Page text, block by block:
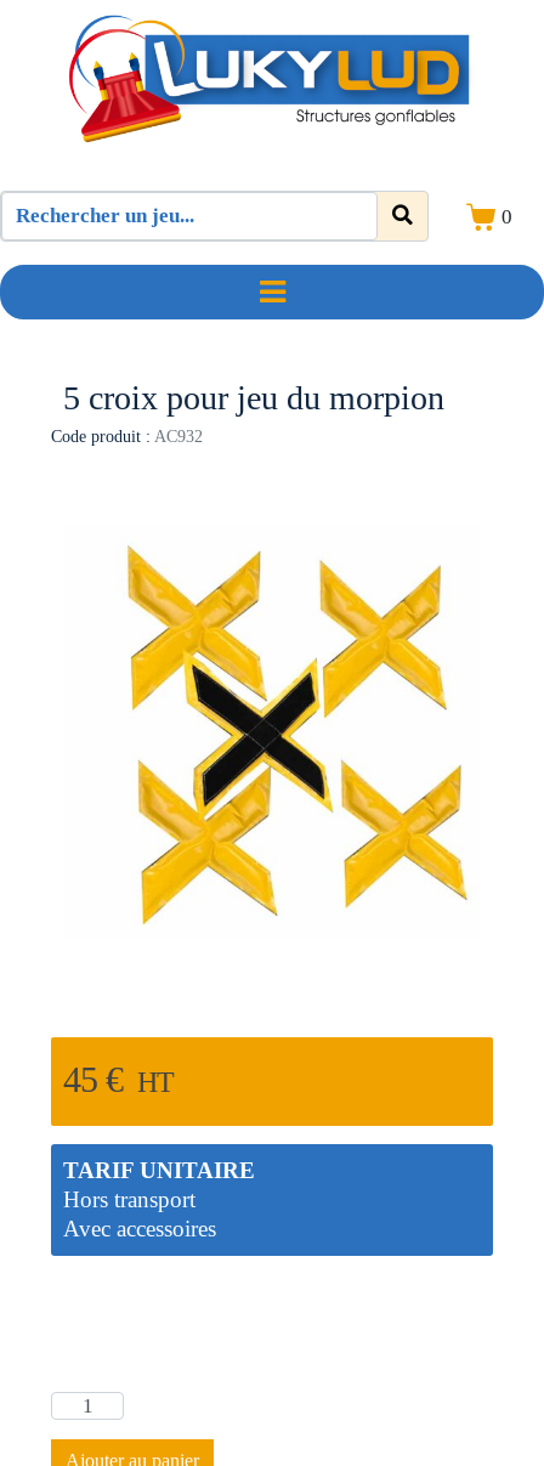
0
5 croix pour jeu du morpion
Code produit : AC932
45€ HT
TARIF UNITAIRE
Hors transport
Avec accessoires
Ajouter au panier